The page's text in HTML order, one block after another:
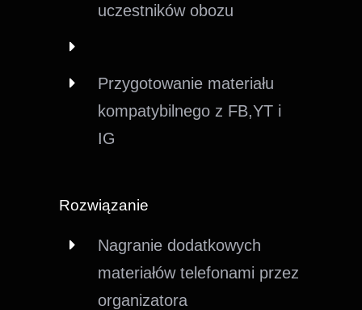
uczestników obozu
Przygotowanie materiału
kompatybilnego z FB,YT i
IG
Rozwiązanie
Nagranie dodatkowych
materiałów telefonami przez
organizatora